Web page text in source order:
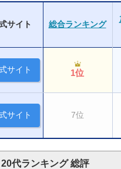
サイト 総合ランキング
サイト 1位
サイト 7位
代ランキング 総評